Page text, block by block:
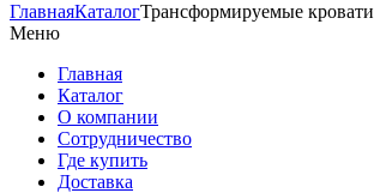
ГлавнаяКаталогТрансформируемые кровати
Меню
Главная
Каталог
О компании
Сотрудничество
Где купить
Доставка